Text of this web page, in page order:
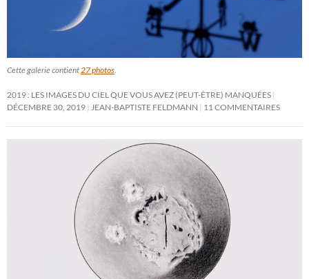
Cette galerie contient27 photos.
2019 : LES IMAGES DU CIEL QUE VOUS AVEZ (PEUT-ÊTRE) MANQUÉES
DÉCEMBRE 30, 2019 JEAN-BAPTISTE FELDMANN 11 COMMENTAIRES